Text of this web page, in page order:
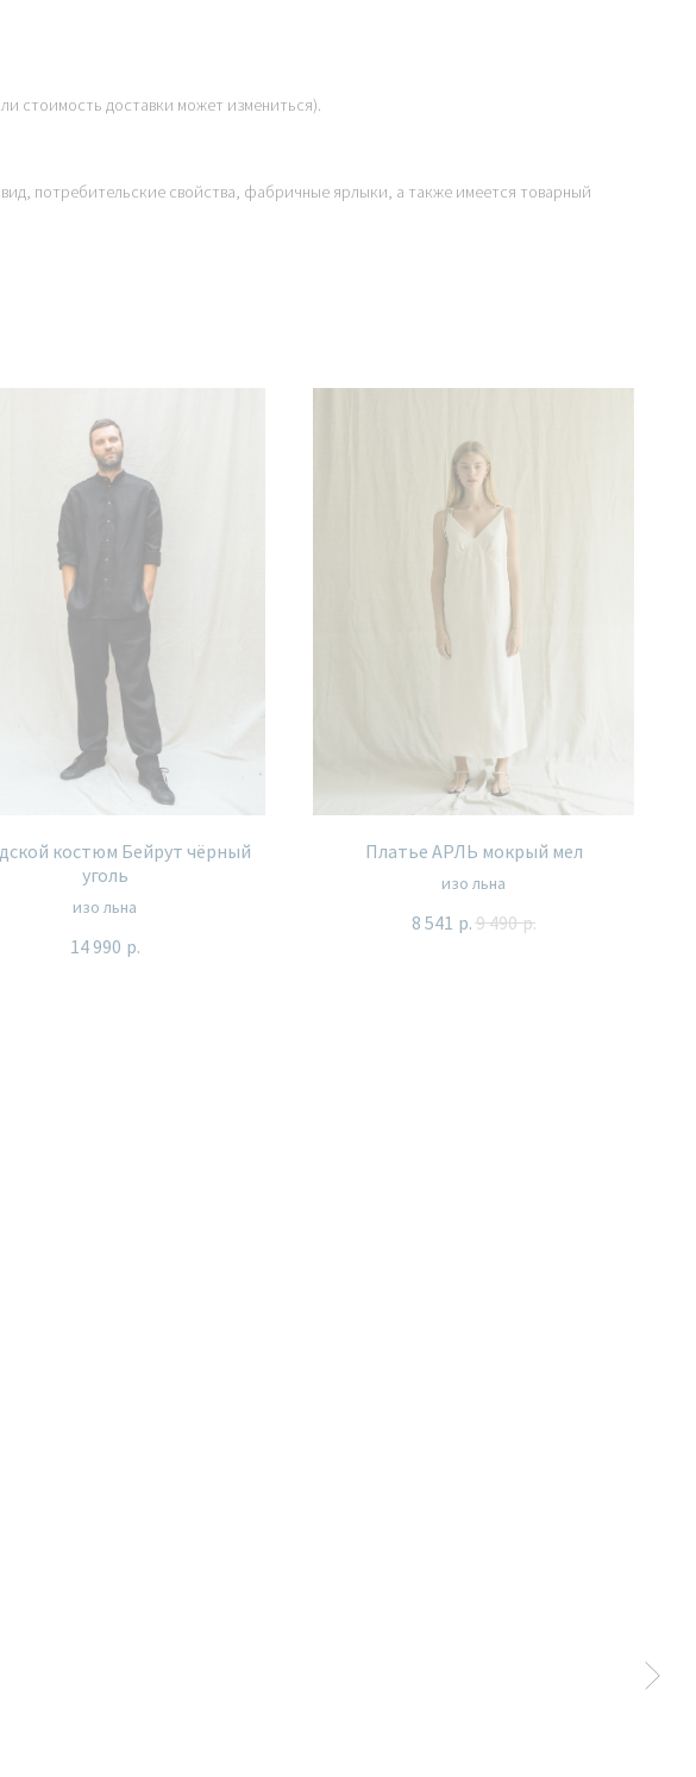
стоимость доставки может измениться).
потребительские свойства, фабричные ярлыки, а также имеется товарный
костюм Бейрут чёрный
уголь
изо льна
14 990 р.
Платье АРЛЬ мокрый мел
изо льна
8 541 р.9 490 р.